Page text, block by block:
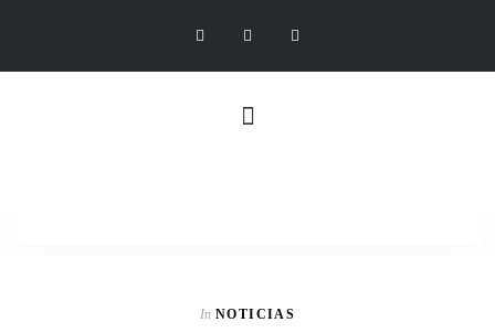
In NOTICIAS